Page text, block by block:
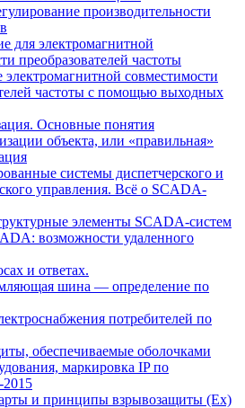
производительности
для электромагнитной
преобразователей частоты
электромагнитной совместимости
частоты с помощью выходных
Основные понятия
объекта, или «правильная»
системы диспетчерского и
управления. Всё о SCADA-
элементы SCADA-систем
возможности удаленного
и ответах.
шина — определение по
потребителей по
обеспечиваемые оболочками
маркировка IP по
и принципы взрывозащиты (Ex)